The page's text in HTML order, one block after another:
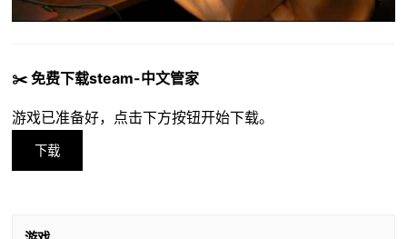
✂️ 免费下载steam-中文管家
游戏已准备好，点击下方按钮开始下载。
下载